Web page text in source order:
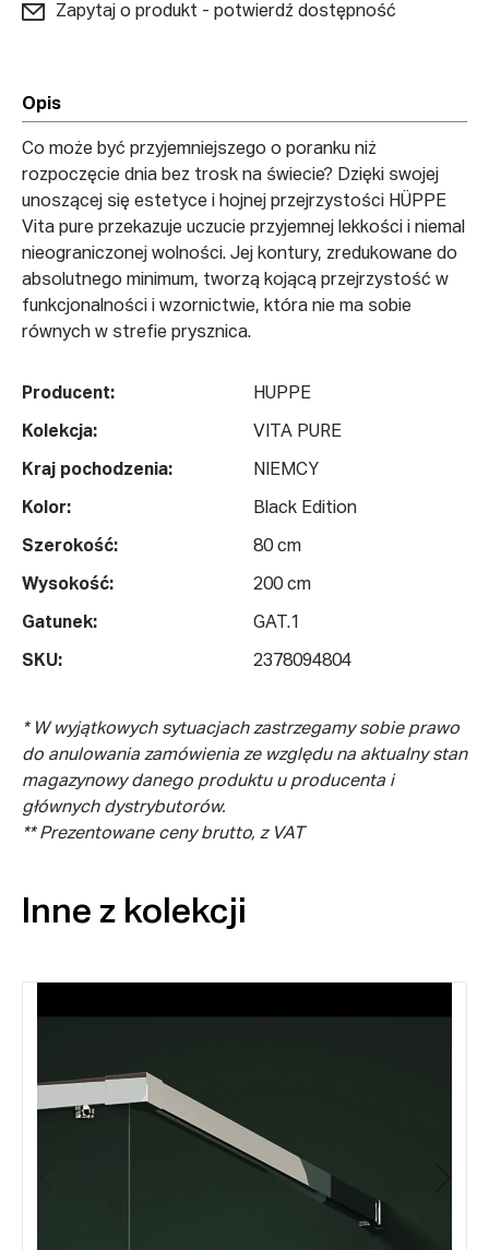
Zapytaj o produkt - potwierdź dostępność
Opis
Co może być przyjemniejszego o poranku niż
rozpoczęcie dnia bez trosk na świecie? Dzięki swojej
unoszącej się estetyce i hojnej przejrzystości HÜPPE
Vita pure przekazuje uczucie przyjemnej lekkości i niemal
nieograniczonej wolności. Jej kontury, zredukowane do
absolutnego minimum, tworzą kojącą przejrzystość w
funkcjonalności i wzornictwie, która nie ma sobie
równych w strefie prysznica.
Producent: HUPPE
Kolekcja: VITA PURE
Kraj pochodzenia: NIEMCY
Kolor: Black Edition
Szerokość: 80 cm
Wysokość: 200 cm
Gatunek: GAT.1
SKU: 2378094804
* W wyjątkowych sytuacjach zastrzegamy sobie prawo
do anulowania zamówienia ze względu na aktualny stan
magazynowy danego produktu u producenta i
głównych dystrybutorów.
** Prezentowane ceny brutto, z VAT
Inne z kolekcji